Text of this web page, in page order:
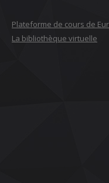
Plateforme de cours de
La bibliothèque virtuelle